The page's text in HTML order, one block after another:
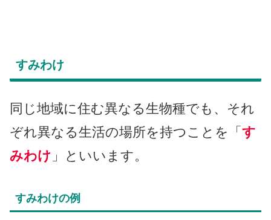
すみわけ
同じ地域に住む異なる生物種でも、それ
ぞれ異なる生活の場所を持つことを「 す
みわけ 」といいます。
すみわけの例